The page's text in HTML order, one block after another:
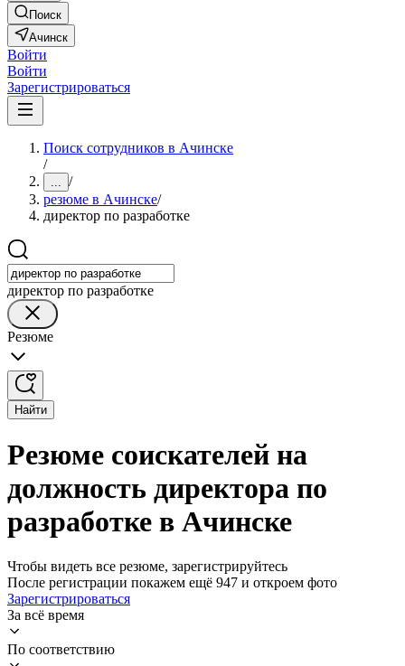
Поиск
Ачинск
Войти
Войти
Зарегистрироваться
Поиск сотрудников в Ачинске
/
... /
резюме в Ачинске/
директор по разработке
директор по разработке
Резюме
Найти
Резюме соискателей на
должность директора по
разработке в Ачинске
Чтобы видеть все резюме, зарегистрируйтесь
После регистрации покажем ещё 947 и откроем фото
Зарегистрироваться
За всё время
По соответствию